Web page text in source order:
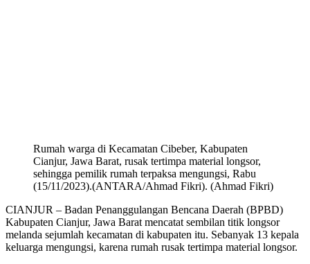
Rumah warga di Kecamatan Cibeber, Kabupaten
Cianjur, Jawa Barat, rusak tertimpa material longsor,
sehingga pemilik rumah terpaksa mengungsi, Rabu
(15/11/2023).(ANTARA/Ahmad Fikri). (Ahmad Fikri)
CIANJUR – Badan Penanggulangan Bencana Daerah (BPBD)
Kabupaten Cianjur, Jawa Barat mencatat sembilan titik longsor
melanda sejumlah kecamatan di kabupaten itu. Sebanyak 13 kepala
keluarga mengungsi, karena rumah rusak tertimpa material longsor.